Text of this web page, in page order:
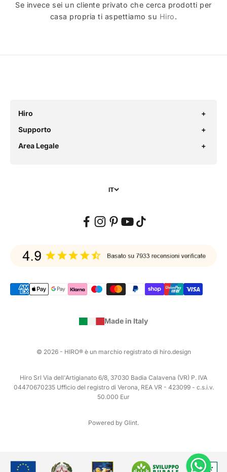
Se invece sei un cliente privato che cerca prodotti per
casa propria ti aspettiamo su Hiro.
Hiro
Supporto
Area Legale
IT
Made in Italy
© 2026 - HIRO® è un marchio registrato di hiro.design
Hiro Srl Via dell'Artigianato 6/8, 37030 Badia Calavena (VR) P. IVA
04470670235 Ufficio del registro di Verona, REA VR - 423099 - c.s.i.v.
50.000 Eur
Powered by Glint.